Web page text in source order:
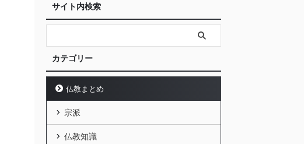
サイト内検索
カテゴリー
仏教まとめ
宗派
仏教知識